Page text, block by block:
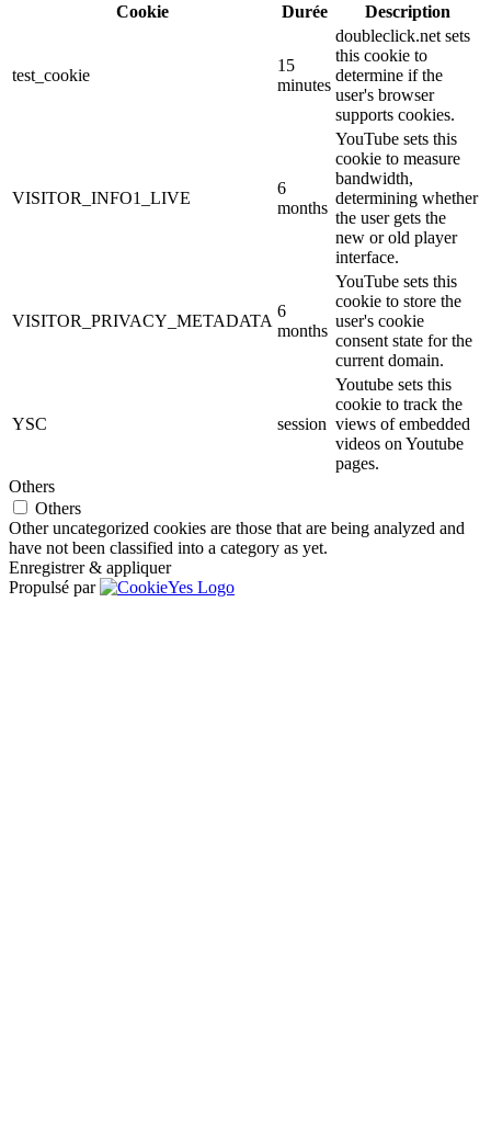
Cookie
Durée Description
test_cookie
15
minutes
doubleclick.net sets
this cookie to
determine if the
user's browser
supports cookies.
VISITOR_INFO1_LIVE
6
months
YouTube sets this
cookie to measure
bandwidth,
determining whether
the user gets the
new or old player
interface.
VISITOR_PRIVACY_METADATA
6
months
YouTube sets this
cookie to store the
user's cookie
consent state for the
current domain.
YSC session
Youtube sets this
cookie to track the
views of embedded
videos on Youtube
pages.
Others
Others
Other uncategorized cookies are those that are being analyzed and
have not been classified into a category as yet.
Enregistrer & appliquer
Propulsé par